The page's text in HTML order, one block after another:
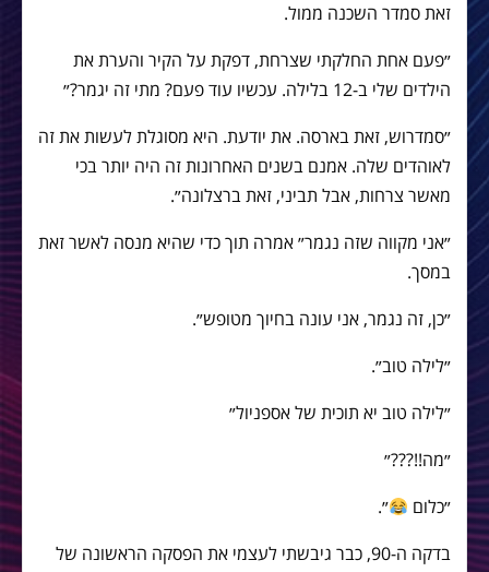
זאת סמדר השכנה ממול.
״פעם אחת החלקתי שצרחת, דפקת על הקיר והערת את
הילדים שלי ב-12 בלילה. עכשיו עוד פעם? מתי זה יגמר?״
״סמדרוש, זאת בארסה. את יודעת. היא מסוגלת לעשות את זה
לאוהדים שלה. אמנם בשנים האחרונות זה היה יותר בכי
מאשר צרחות, אבל תביני, זאת ברצלונה״.
״אני מקווה שזה נגמר״ אמרה תוך כדי שהיא מנסה לאשר זאת
במסך.
״כן, זה נגמר, אני עונה בחיוך מטופש״.
״לילה טוב״.
״לילה טוב יא תוכית של אספניול״
״מה!!???״
״כלום
״.
בדקה ה-90, כבר גיבשתי לעצמי את הפסקה הראשונה של